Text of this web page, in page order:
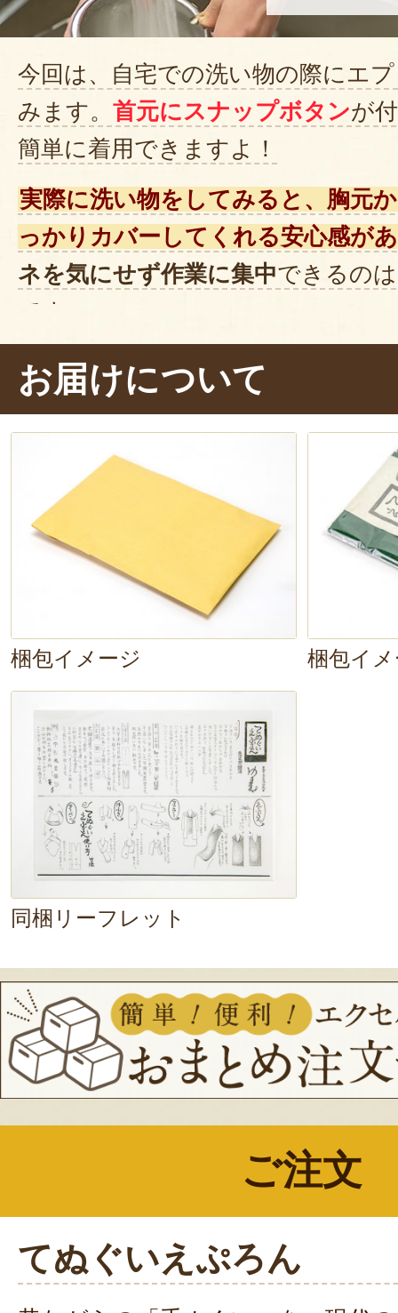
今回は、自宅での洗い物の際にエ
みます。 首元にスナップボタンが
簡単に着用できますよ！
実際に洗い物をしてみると、胸元
っかりカバーしてくれる安心感が
ネを気にせず作業に集中できるの
です。
使用後はサッと洗って干しておく
う間に乾く速乾性も魅力。衛生面
も、これなら毎日気兼ねなく使え
の手ぬぐいが、現代の私たちの暮
馴染むのだと実感できました！
お届けについて
梱包イメージ 梱包イ
同梱リーフレット
ご注文
てぬぐいえぷろん